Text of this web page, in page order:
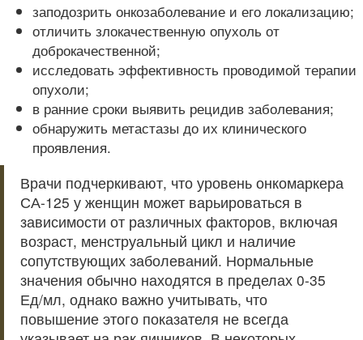
заподозрить онкозаболевание и его локализацию;
отличить злокачественную опухоль от
доброкачественной;
исследовать эффективность проводимой терапии
опухоли;
в ранние сроки выявить рецидив заболевания;
обнаружить метастазы до их клинического
проявления.
Врачи подчеркивают, что уровень онкомаркера
СА-125 у женщин может варьироваться в
зависимости от различных факторов, включая
возраст, менструальный цикл и наличие
сопутствующих заболеваний. Нормальные
значения обычно находятся в пределах 0-35
Ед/мл, однако важно учитывать, что
повышение этого показателя не всегда